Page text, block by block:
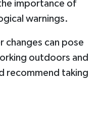
importance of
warnings.
changes can pose
outdoors and
recommend taking